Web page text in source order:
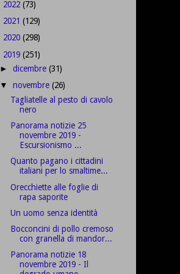
2022 (73)
2021 (129)
2020 (298)
2019 (251)
►dicembre(31)
▼novembre(26)
Tagliatelle al pesto di cavolo
nero
Panorama notizie 25
novembre 2019 -
Escursionismo ...
Quanto pagano i cittadini
italiani per lo smaltime...
Orecchiette alle foglie di
rapa saporite
Un uomo senza identità
Bocconcini di pollo cremoso
con granella di mandor...
Panorama notizie 18
novembre 2019 - Il